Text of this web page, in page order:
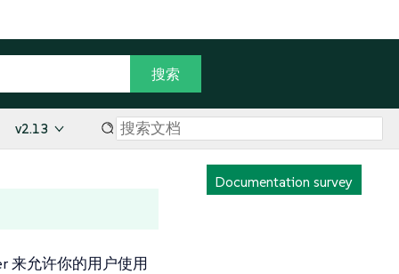
v2.13
Documentation survey
来允许你的用户使用